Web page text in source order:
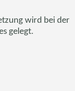
wird bei der
gelegt.